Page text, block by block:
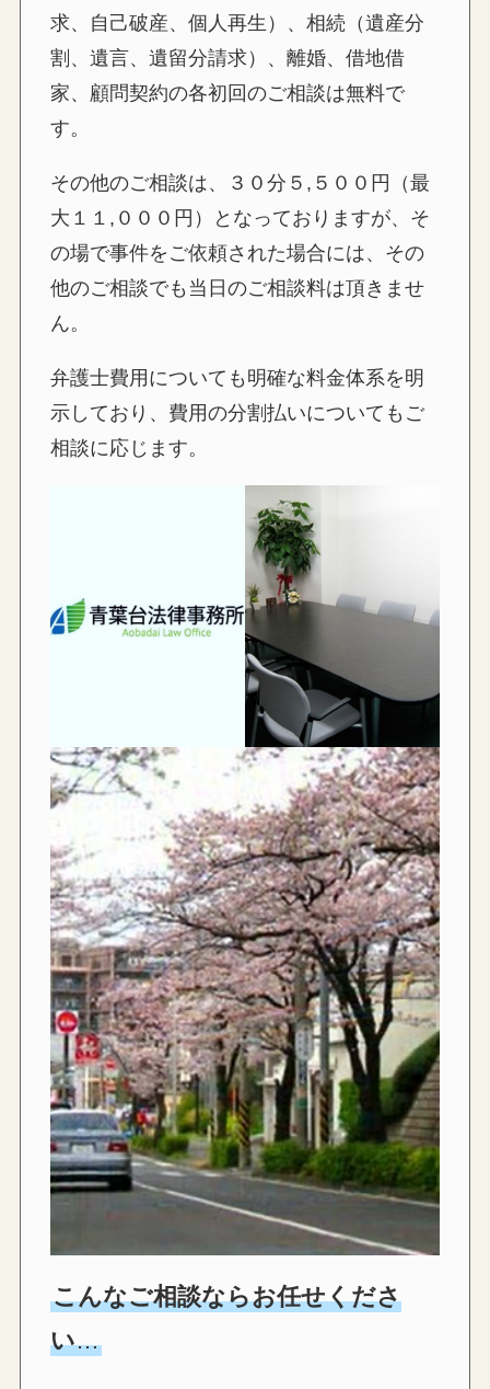
求、自己破産、個人再生）、相続（遺産分
割、遺言、遺留分請求）、離婚、借地借
家、顧問契約の各初回のご相談は無料で
す。
その他のご相談は、３０分５,５００円（最
大１１,０００円）となっておりますが、そ
の場で事件をご依頼された場合には、その
他のご相談でも当日のご相談料は頂きませ
ん。
弁護士費用についても明確な料金体系を明
示しており、費用の分割払いについてもご
相談に応じます。
こんなご相談ならお任せくださ
い…